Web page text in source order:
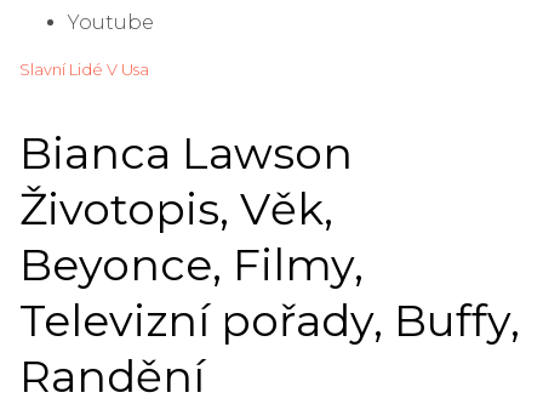
Youtube
Slavní Lidé V Usa
Bianca Lawson
Životopis, Věk,
Beyonce, Filmy,
Televizní pořady, Buffy,
Randění